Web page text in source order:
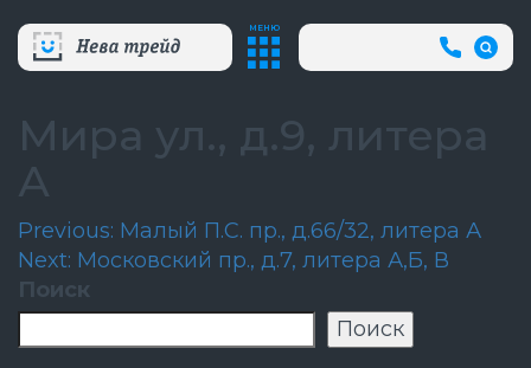
МЕНЮ
+7
(812)
66
Мира ул., д.9, литера
А
Навигация
по
записям
Previous: Малый П.С. пр., д.66/32, литера А
Next: Московский пр., д.7, литера А,Б, В
Поиск
Поиск